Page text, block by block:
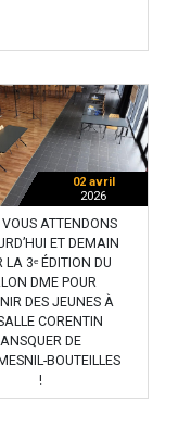
02 avril
2026
ATTENDONS
ET DEMAIN
LA 3ᵉ ÉDITION DU
DME POUR
DES JEUNES À
CORENTIN
ANSQUER DE
BOUTEILLES
!